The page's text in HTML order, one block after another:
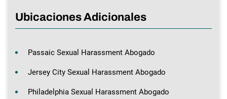
Ubicaciones Adicionales
Passaic Sexual Harassment Abogado
Jersey City Sexual Harassment Abogado
Philadelphia Sexual Harassment Abogado